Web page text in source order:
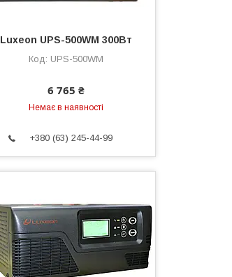
Luxeon UPS-500WM 300Вт
UPS-500WM
6 765 ₴
Немає в наявності
+380 (63) 245-44-99